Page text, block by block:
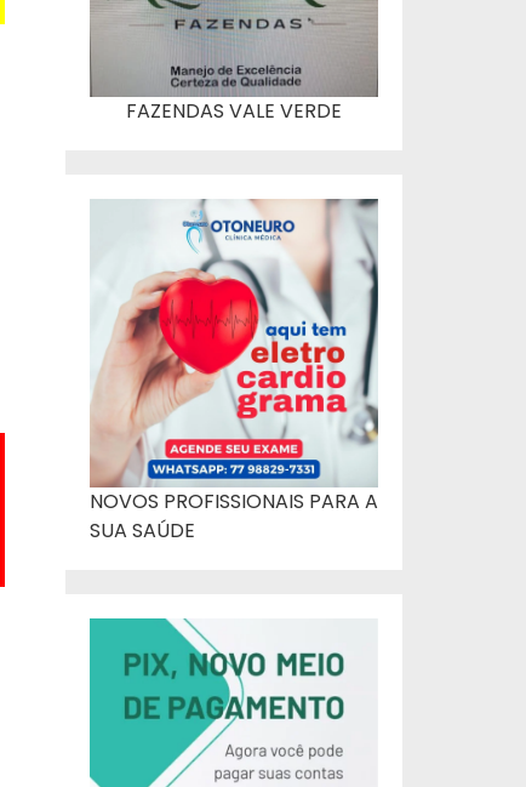
FAZENDAS VALE VERDE
NOVOS PROFISSIONAIS PARA A
SUA SAÚDE